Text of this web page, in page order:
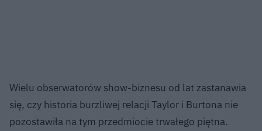
Wielu obserwatorów show-biznesu od lat zastanawia
się, czy historia burzliwej relacji Taylor i Burtona nie
pozostawiła na tym przedmiocie trwałego piętna.